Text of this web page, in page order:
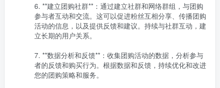
6. **建立团购社群**：通过建立社群和网络群组，与团购
参与者互动和交流。这可以促进粉丝互相分享、传播团购
活动的信息，以及提供反馈和建议。持续与社群互动，建
立长期的用户关系。
7. **数据分析和反馈**：收集团购活动的数据，分析参与
者的反馈和购买行为。根据数据和反馈，持续优化和改进
您的团购策略和服务。